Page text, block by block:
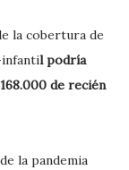
la cobertura de
infantil podría
de recién
la pandemia